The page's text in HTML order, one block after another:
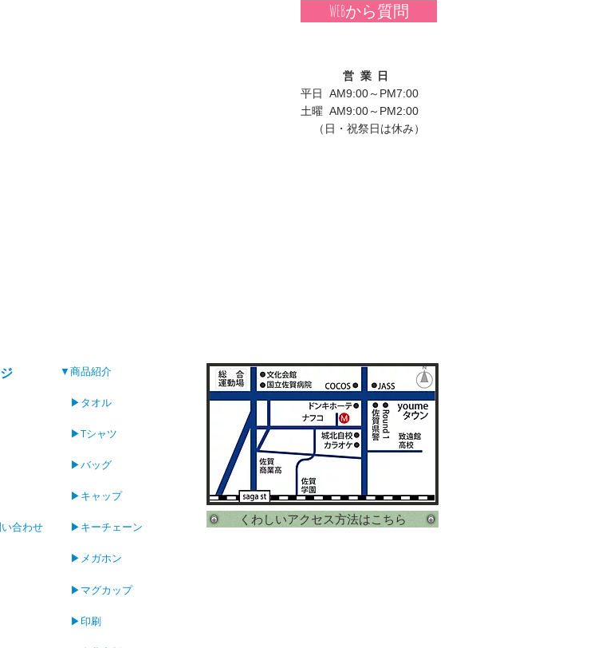
WEBから質問
営業日
平日 AM9:00～PM7:00
土曜 AM9:00～PM2:00
（日・祝祭日は休み）
▼商品紹介
▶タオル
▶Tシャツ
▶バッグ
▶キャップ
▶キーチェーン
合わせ
▶メガホン
▶マグカップ
▶印刷
くわしいアクセス方法はこちら